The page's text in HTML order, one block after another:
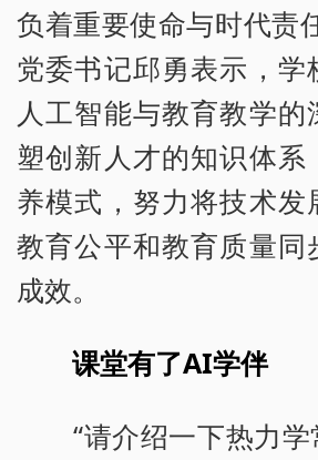
负着重要使命与时代责
党委书记邱勇表示，学
人工智能与教育教学的
塑创新人才的知识体系
养模式，努力将技术发
教育公平和教育质量同
成效。
课堂有了AI学伴
“请介绍一下热力学